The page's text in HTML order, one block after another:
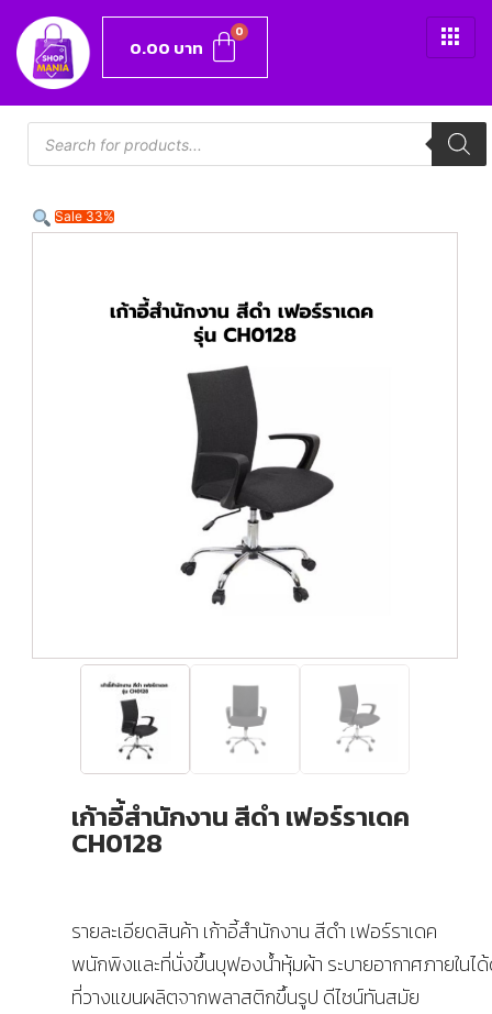
0.00 บาท
Sale 33%
เก้าอี้สำนักงาน สีดำ เฟอร์ราเดค
CH0128
รายละเอียดสินค้า เก้าอี้สำนักงาน สีดำ เฟอร์ราเดค
พนักพิงและที่นั่งขึ้นบุฟองน้ำหุ้มผ้า ระบายอากาศภายในไ
ที่วางแขนผลิตจากพลาสติกขึ้นรูป ดีไซน์ทันสมัย